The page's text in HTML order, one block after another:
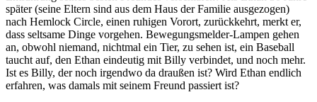
später (seine Eltern sind aus dem Haus der Familie ausgezogen)
nach Hemlock Circle, einen ruhigen Vorort, zurückkehrt, merkt er,
dass seltsame Dinge vorgehen. Bewegungsmelder-Lampen gehen
an, obwohl niemand, nichtmal ein Tier, zu sehen ist, ein Baseball
taucht auf, den Ethan eindeutig mit Billy verbindet, und noch mehr.
Ist es Billy, der noch irgendwo da draußen ist? Wird Ethan endlich
erfahren, was damals mit seinem Freund passiert ist?